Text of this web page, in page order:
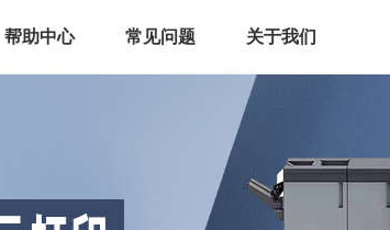
帮助中心 常见问题 关于我们